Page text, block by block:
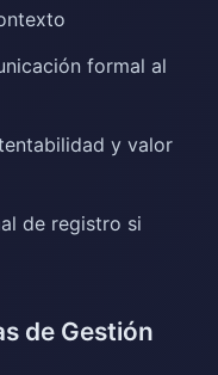
formal al
y valor
de registro si
de Gestión